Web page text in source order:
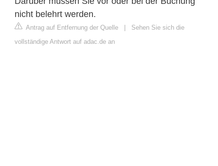
nicht belehrt werden.
Antrag auf Entfernung der Quelle | Sehen Sie sich die
vollständige Antwort auf adac.de an